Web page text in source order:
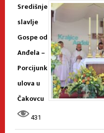
Središnje
slavlje
Gospe od
Anđela –
Porcijunk
ulova u
Čakovcu
431